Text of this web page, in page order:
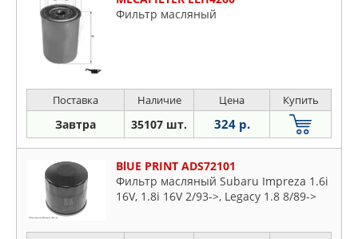
Фильтр масляный
Поставка Наличие Цена Купить
Завтра 35107 шт. 324 р.
BlUE PRINT ADS72101
Фильтр масляный Subaru Impreza 1.6i
16V, 1.8i 16V 2/93->, Legacy 1.8 8/89->